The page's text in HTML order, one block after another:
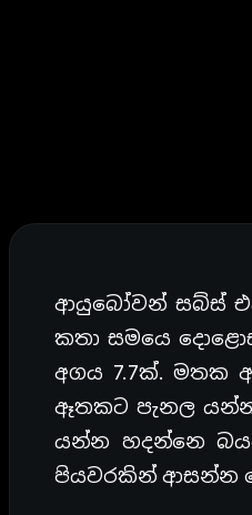
ආයුබෝවන් සබ්ස් එල්
කතා සමයෙ
අගය 7.7ක්. මතක
ඈතකට පැනල
යන්න හදන්නෙ
පියවරකින් ආසන්න